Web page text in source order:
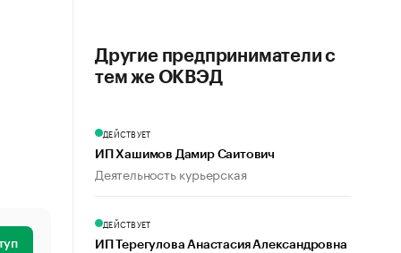
Другие предприниматели с
тем же ОКВЭД
ДЕЙСТВУЕТ
ИП Хашимов Дамир Саитович
Деятельность курьерская
ДЕЙСТВУЕТ
ИП Терегулова Анастасия Александровна